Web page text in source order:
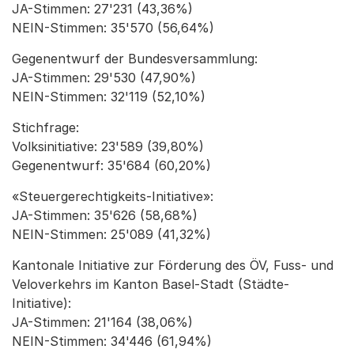
JA-Stimmen: 27'231 (43,36%)
NEIN-Stimmen: 35'570 (56,64%)
Gegenentwurf der Bundesversammlung:
JA-Stimmen: 29'530 (47,90%)
NEIN-Stimmen: 32'119 (52,10%)
Stichfrage:
Volksinitiative: 23'589 (39,80%)
Gegenentwurf: 35'684 (60,20%)
«Steuergerechtigkeits-Initiative»:
JA-Stimmen: 35'626 (58,68%)
NEIN-Stimmen: 25'089 (41,32%)
Kantonale Initiative zur Förderung des ÖV, Fuss- und
Veloverkehrs im Kanton Basel-Stadt (Städte-
Initiative):
JA-Stimmen: 21'164 (38,06%)
NEIN-Stimmen: 34'446 (61,94%)